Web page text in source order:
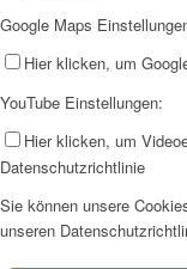
Google Maps
Hier klicken, um
YouTube Einstellungen:
Hier klicken, um
Datenschutzrichtlinie
Sie können unsere
unseren